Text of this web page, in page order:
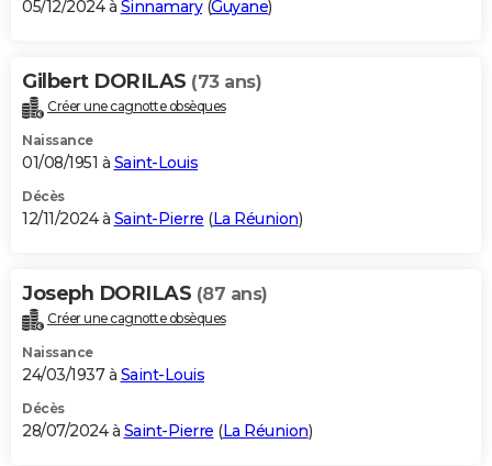
05/12/2024 à Sinnamary(Guyane)
Gilbert DORILAS (73 ans)
Créer une cagnotte obsèques
Naissance
01/08/1951 à Saint-Louis
Décès
12/11/2024 à Saint-Pierre (La Réunion)
Joseph DORILAS (87 ans)
Créer une cagnotte obsèques
Naissance
24/03/1937 à Saint-Louis
Décès
28/07/2024 à Saint-Pierre (La Réunion)